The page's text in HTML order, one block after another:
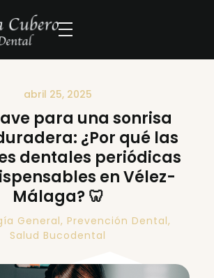
abril 25, 2025
para una sonrisa
¿Por qué las
dentales periódicas
en Vélez-
Málaga? 🦷
General, Prevención Dental,
Salud Bucodental